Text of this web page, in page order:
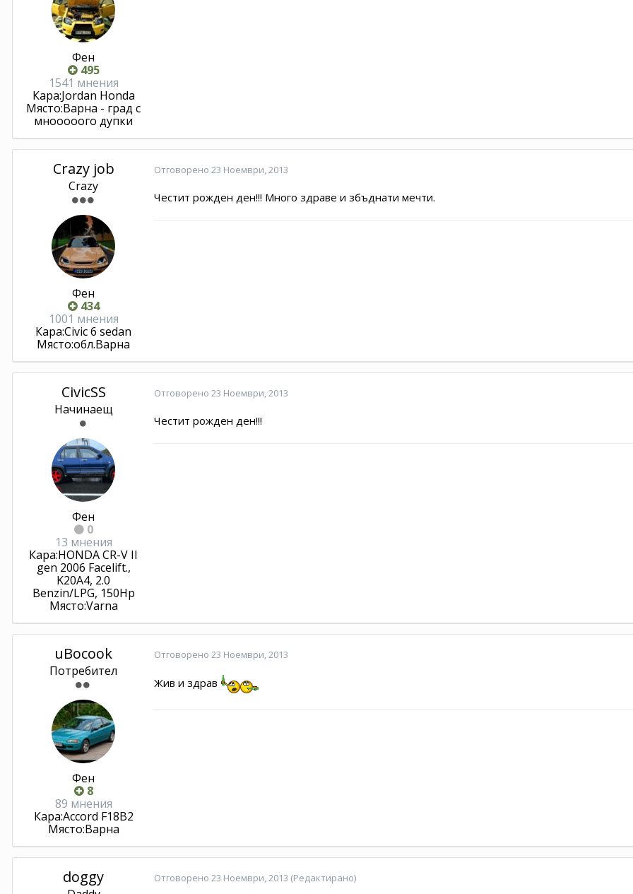
Фен
495
1541 мнения
Кара:Jordan Honda
Място:Варна - град с
мнооооого дупки
Crazy job
Crazy
Фен
434
1001 мнения
Кара:Civic 6 sedan
Място:обл.Варна
Отговорено 23 Ноември, 2013
Честит рожден ден!!! Много здраве и збъднати мечти.
CivicSS
Начинаещ
Фен
0
13 мнения
Кара:HONDA CR-V II
gen 2006 Facelift.,
K20A4, 2.0
Benzin/LPG, 150Hp
Място:Varna
Отговорено 23 Ноември, 2013
Честит рожден ден!!!
uBocook
Потребител
Фен
8
89 мнения
Кара:Accord F18B2
Място:Варна
Отговорено 23 Ноември, 2013
Жив и здрав
doggy Отговорено 23 Ноември, 2013 (Редактирано)